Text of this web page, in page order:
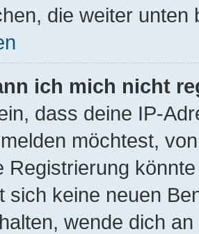
die weiter unten
ich mich nicht
dass deine IP-
möchtest,
Registrierung
sich keine neuen
wende dich